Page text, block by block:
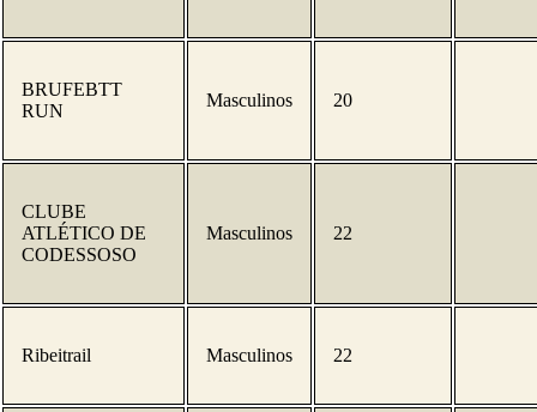
BRUFEBTT
RUN
Masculinos 20
CLUBE
ATLÉTICO DE
CODESSOSO
Masculinos 22
Ribeitrail Masculinos 22